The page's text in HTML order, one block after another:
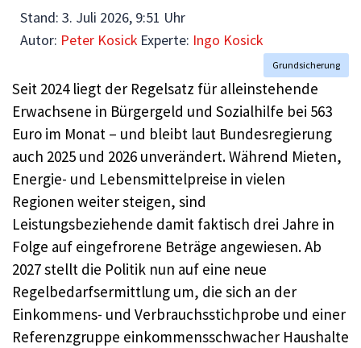
Stand: 3. Juli 2026, 9:51 Uhr
Autor: Peter Kosick Experte: Ingo Kosick
Grundsicherung
Seit 2024 liegt der Regelsatz für alleinstehende
Erwachsene in Bürgergeld und Sozialhilfe bei 563
Euro im Monat – und bleibt laut Bundesregierung
auch 2025 und 2026 unverändert. Während Mieten,
Energie- und Lebensmittelpreise in vielen
Regionen weiter steigen, sind
Leistungsbeziehende damit faktisch drei Jahre in
Folge auf eingefrorene Beträge angewiesen. Ab
2027 stellt die Politik nun auf eine neue
Regelbedarfsermittlung um, die sich an der
Einkommens- und Verbrauchsstichprobe und einer
Referenzgruppe einkommensschwacher Haushalte